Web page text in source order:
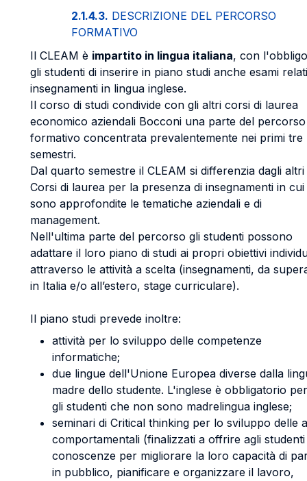
2.1.4.3. DESCRIZIONE DEL PERCORSO
FORMATIVO
Il CLEAM è impartito in lingua italiana, con
gli studenti di inserire in piano studi anche esami
insegnamenti in lingua inglese.
Il corso di studi condivide con gli altri corsi di laurea
economico aziendali Bocconi una parte del percorso
formativo concentrata prevalentemente nei primi tre
semestri.
Dal quarto semestre il CLEAM si differenzia dagli altri
Corsi di laurea per la presenza di insegnamenti in cui
sono approfondite le tematiche aziendali e di
management.
Nell'ultima parte del percorso gli studenti possono
adattare il loro piano di studi ai propri obiettivi
attraverso le attività a scelta (insegnamenti, da
in Italia e/o all’estero, stage curriculare).
Il piano studi prevede inoltre:
attività per lo sviluppo delle competenze
informatiche;
due lingue dell'Unione Europea diverse dalla
madre dello studente. L'inglese è obbligatorio
gli studenti che non sono madrelingua inglese;
seminari di Critical thinking per lo sviluppo delle
comportamentali (finalizzati a offrire agli
conoscenze per migliorare la loro capacità di
in pubblico, pianificare e organizzare il lavoro,